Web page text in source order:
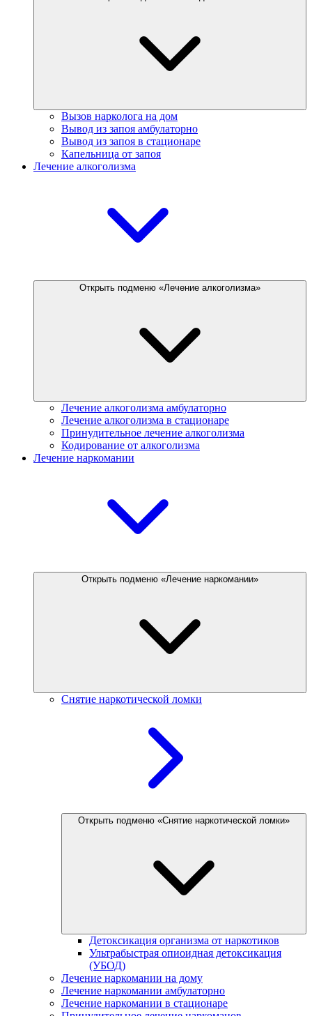
Вызов нарколога на дом
Вывод из запоя амбулаторно
Вывод из запоя в стационаре
Капельница от запоя
Лечение алкоголизма
Открыть подменю «Лечение алкоголизма»
Лечение алкоголизма амбулаторно
Лечение алкоголизма в стационаре
Принудительное лечение алкоголизма
Кодирование от алкоголизма
Лечение наркомании
Открыть подменю «Лечение наркомании»
Снятие наркотической ломки
Открыть подменю «Снятие наркотической ломки»
Детоксикация организма от наркотиков
Ультрабыстрая опиоидная детоксикация
(УБОД)
Лечение наркомании на дому
Лечение наркомании амбулаторно
Лечение наркомании в стационаре